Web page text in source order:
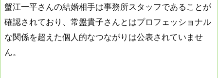
蟹江一平さんの結婚相手は事務所スタッフであることが
確認されており、常盤貴子さんとはプロフェッショナル
な関係を超えた個人的なつながりは公表されていませ
ん。